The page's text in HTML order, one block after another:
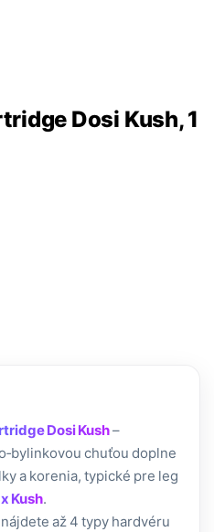
Dosi Kush, 1
Dosi Kush–
chuťou doplne
a korenia, typické pre leg
Kush.
nájdete až 4 typy hardvéru